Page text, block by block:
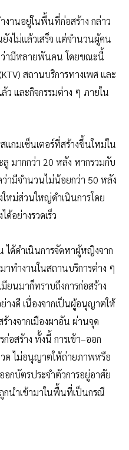
งานอยู่ในพื้นที่ก่อสร้าง กล่าว
งไม่แล้วเสร็จ แต่จำนวนผู้คน
ามีหลายพันคน โดยขณะนี้
สถานบริการทางเพศ และ
ว และกิจกรรมต่าง ๆ ภายใน
แกมเซ็นเตอร์ที่สร้างขึ้นใหม่ใน
มากกว่า 20 หลัง หากรวมกับ
ามีจำนวนไม่น้อยกว่า 50 หลัง
ใหม่ส่วนใหญ่ดำเนินการโดย
อย่างรวดเร็ว
ได้ดำเนินการจัดหาผู้หญิงจาก
าทำงานในสถานบริการต่าง ๆ
นมาก็ทราบถึงการก่อสร้าง
างดี เนื่องจากเป็นผู้อนุญาตให้
งจากเมืองผาอัน ผ่านจุด
อสร้าง ทั้งนี้ การเข้า–ออก
ด ไม่อนุญาตให้ถ่ายภาพหรือ
อกบัตรประจำตัวการอยู่อาศัย
กนำเข้ามาในพื้นที่เป็นกรณี